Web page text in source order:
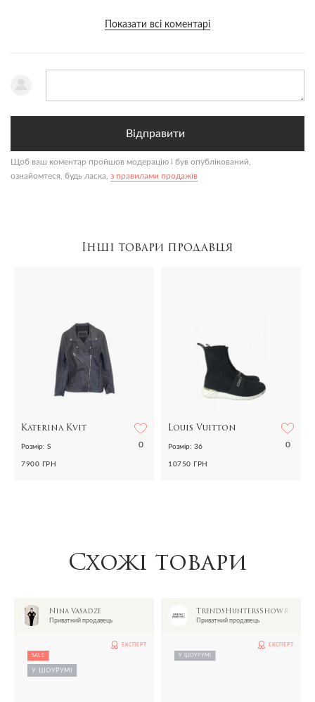
Показати всі коментарі
Відправити
Щоб ваш коментар пройшов модерацію і був опублікований,
ознайомтеся, будь ласка, з правилами продажів
Інші товари продавця
Katerina Kvit
0
Розмір: S
7900 ГРН
Louis Vuitton
0
Розмір: 36
10750 ГРН
Схожі товари
Nina Vasadze
Приватний продавець
SALE
У ШОУРУМІ
ЕКСПЕРТ
TrendsHuntersShowroom
Приватний продавець
У ШОУРУМІ
ЕКСПЕРТ